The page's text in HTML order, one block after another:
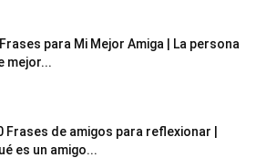
para Mi Mejor Amiga | La persona
mejor...
Frases de amigos para reflexionar |
es un amigo...